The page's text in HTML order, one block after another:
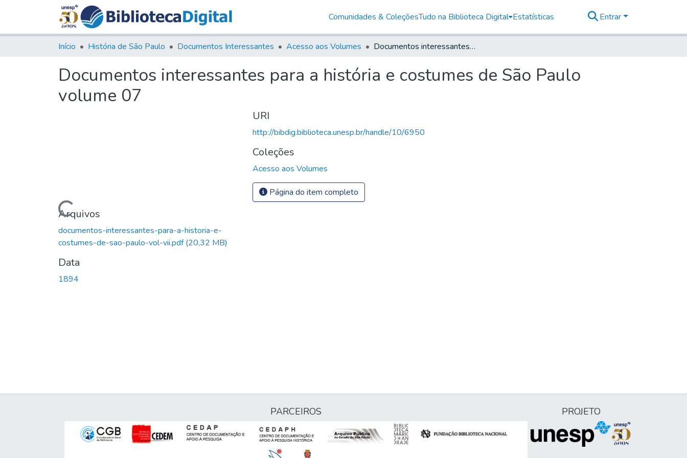
Comunidades & ColeçõesTudo na Biblioteca Digital Estatísticas Entrar
Início História de São Paulo Documentos Interessantes Acesso aos Volumes Documentos interessantes para a história e costumes de São Paulo volume 07
Documentos interessantes para a história e costumes de São Paulo
volume 07
Carregando...
Arquivos
documentos-interessantes-para-a-historia-e-
costumes-de-sao-paulo-vol-vii.pdf(20,32 MB)
Data
1894
URI
http://bibdig.biblioteca.unesp.br/handle/10/6950
Coleções
Acesso aos Volumes
Página do item completo
PARCEIROS PROJETO